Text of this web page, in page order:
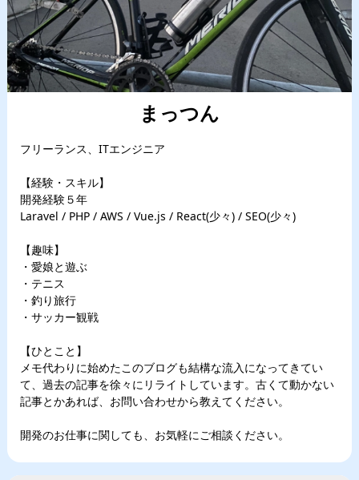
まっつん
フリーランス、ITエンジニア
【経験・スキル】
開発経験５年
Laravel / PHP / AWS / Vue.js / React(少々) / SEO(少々)
【趣味】
・愛娘と遊ぶ
・テニス
・釣り旅行
・サッカー観戦
【ひとこと】
メモ代わりに始めたこのブログも結構な流入になってきてい
て、過去の記事を徐々にリライトしています。古くて動かない
記事とかあれば、お問い合わせから教えてください。
開発のお仕事に関しても、お気軽にご相談ください。